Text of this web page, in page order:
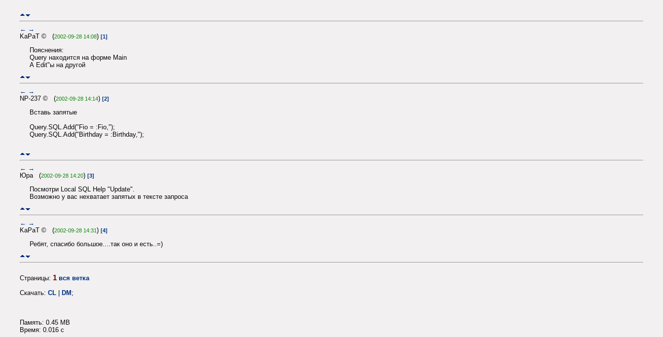
← →
KaPaT © (2002-09-28 14:08) [1]
Пояснения:
Query находится на форме Main
А Edit"ы на другой
← →
NP-237 © (2002-09-28 14:14) [2]
Вставь запятые
Query.SQL.Add("Fio = :Fio,");
Query.SQL.Add("Birthday = :Birthday,");
← →
Юра (2002-09-28 14:20) [3]
Посмотри Local SQL Help "Update".
Возможно у вас нехватает запятых в тексте запроса
← →
KaPaT © (2002-09-28 14:31) [4]
Ребят, спасибо большое....так оно и есть..=)
Страницы: 1 вся ветка
Скачать: CL | DM;
Память: 0.45 MB
Время: 0.016 c